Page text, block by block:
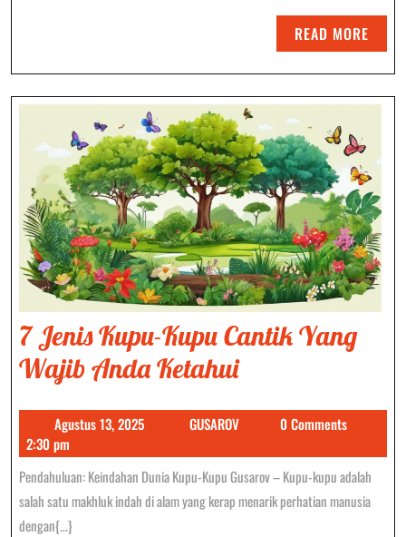
Alam
Bebas
READ MORE
MORE
7 Jenis Kupu-Kupu Cantik Yang
Wajib Anda Ketahui7
Kupu-
Kupu
Cantik
Agustus 13, 2025Agustus
2025
GUSAROVGUSAROV0 Comments
2:30 pm
Pendahuluan: Keindahan Dunia Kupu-Kupu Gusarov – Kupu-kupu adalah
salah satu makhluk indah di alam yang kerap menarik perhatian manusia
dengan{...}